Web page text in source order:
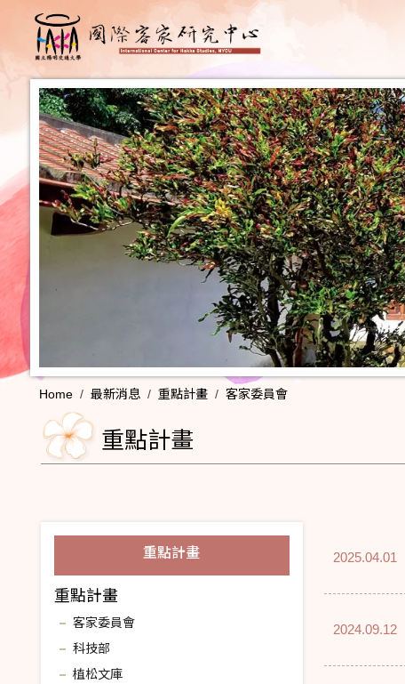
Home 最新消息 重點計畫 客家委員會
重點計畫
重點計畫
重點計畫
客家委員會
科技部
植松文庫
2025.04.01
2024.09.12